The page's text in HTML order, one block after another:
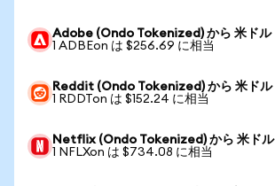
Adobe (Ondo Tokenized) から 米ドル
1 ADBEon は $256.69 に相当
Reddit (Ondo Tokenized) から 米ドル
1 RDDTon は $152.24 に相当
Netflix (Ondo Tokenized) から 米ドル
1 NFLXon は $734.08 に相当